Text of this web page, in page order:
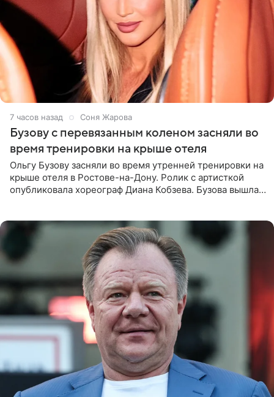
7 часов назад Соня Жарова
Бузову с перевязанным коленом засняли во
время тренировки на крыше отеля
Ольгу Бузову засняли во время утренней тренировки на
крыше отеля в Ростове-на-Дону. Ролик с артисткой
опубликовала хореограф Диана Кобзева. Бузова вышла